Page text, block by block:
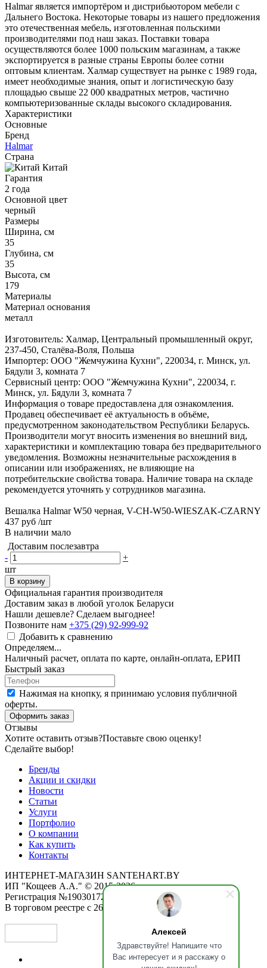
Алексей
Здравствуйте! Напишите что
Вас интересует и я расскажу о
Halmar является импортёром и дистрибьютором мебели с
Дальнего Востока. Некоторые товары из нашего предложения
это отечественная мебель, изготовленная польскими
производителями под наш заказ. Поставки товара
осуществляются более 1000 польским магазинам, а также
экспортируется в разные страны Европы более сотни
оптовым клиентам. Халмар существует на рынке с 1989 года,
имеет необходимые знания, опыт и логистическую базу
площадью свыше 22 000 квадратных метров, частично
компьютеризованные склады высокого складирования.
Характеристики
Основные
Бренд
Halmar
Страна
Китай
Гарантия
2 года
Основной цвет
черный
Размеры
Ширина, см
35
Глубина, см
35
Высота, см
179
Материалы
Материал основания
металл
Изготовитель: Халмар, Центральный промышленный округ,
237-450, Сталёва-Воля, Польша
Импортер: ООО "Жемчужина Кухни", 220034, г. Минск, ул.
Бядули 3, комната 7
Сервисный центр: ООО "Жемчужина Кухни", 220034, г.
Минск, ул. Бядули 3, комната 7
Информация о товаре предоставлена для ознакомления.
Продавец обеспечивает её актуальность в объёме,
предусмотренном законодательством Республики Беларусь.
Производители могут вносить изменения во внешний вид,
характеристики и комплектацию товара без предварительного
уведомления. Возможны незначительные расхождения в
описании или изображениях, не влияющие на
потребительские свойства товара. Наличие товара на складе
рекомендуется уточнять у сотрудников магазина.
Вешалка Halmar W50 черная, V-CH-W50-WIESZAK-CZARNY
437 руб /шт
В наличии мало
Доставим послезавтра
-
+
шт
В корзину
Официальная гарантия производителя
Доставим заказ в любой уголок Беларуси
Нашли дешевле? Сделаем выгоднее!
Позвоните нам +375 (29) 92-999-92
Добавить к сравнению
Определяем...
Наличный расчет, оплата по карте, онлайн-оплата, ЕРИП
Быстрый заказ
Нажимая на кнопку, я принимаю условия публичной
оферты.
Оформить заказ
Отзывы
Хотите оставить отзыв?Поставьте свою оценку!
Сделайте выбор!
Бренды
Акции и скидки
Новости
Статьи
Услуги
Портфолио
О компании
Как купить
Контакты
ИНТЕРНЕТ-МАГАЗИН SANTEHART.BY
ИП "Кощеев А.А." © 2015-2026
Регистрация №190301725 от 12.02.2015
В торговом реестре с 26.11.2019